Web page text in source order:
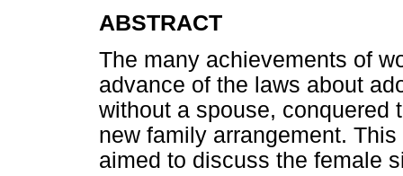
ABSTRACT
The many achievements of
advance of the laws about
without a spouse, conquered
new family arrangement.
aimed to discuss the female